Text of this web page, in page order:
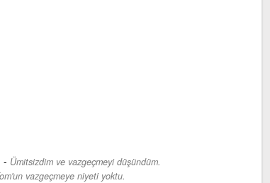
- Ümitsizdim ve vazgeçmeyi düşündüm.
vazgeçmeye niyeti yoktu.